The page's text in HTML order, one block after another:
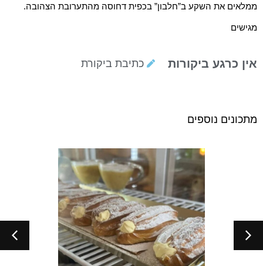
ממלאים את השקע ב”חלבון” בכפית דחוסה מהתערובת הצהובה.
מגישים
אין כרגע ביקורות כתיבת ביקורת
מתכונים נוספים